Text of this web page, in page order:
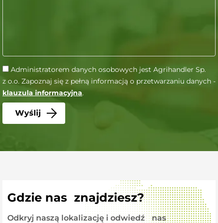
Administratorem danych osobowych jest Agrihandler Sp.
z o.o. Zapoznaj się z pełną informacją o przetwarzaniu danych -
klauzula informacyjna.
Gdzie nas znajdziesz?
Odkryj naszą lokalizację i odwiedź nas